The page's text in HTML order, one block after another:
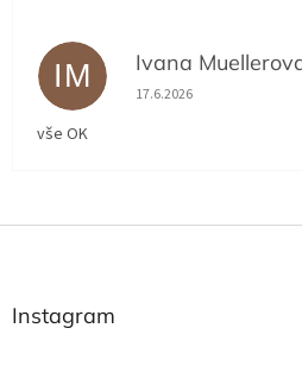
IM Ivana
Hodnocení obchodu je
17.6.2026
vše OK
Z
Instagram